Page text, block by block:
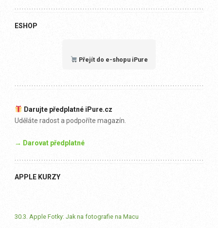
ESHOP
Přejít do e-shopu iPure
Darujte předplatné iPure.cz
Uděláte radost a podpoříte magazín.
→ Darovat předplatné
APPLE KURZY
30.3. Apple Fotky: Jak na fotografie na Macu